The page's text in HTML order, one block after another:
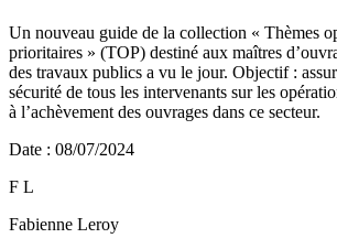
Un nouveau guide de la collection « Thèmes
prioritaires » (TOP) destiné aux maîtres
des travaux publics a vu le jour. Objectif :
sécurité de tous les intervenants sur les
à l’achèvement des ouvrages dans ce secteur.
Date : 08/07/2024
F L
Fabienne Leroy